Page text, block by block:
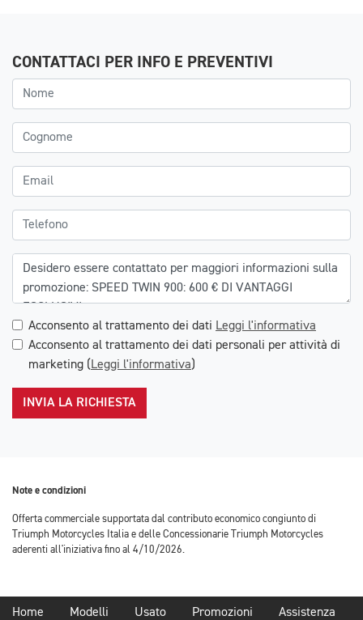
CONTATTACI PER INFO E PREVENTIVI
Acconsento al trattamento dei dati Leggi l'informativa
Acconsento al trattamento dei dati personali per attività di
marketing (Leggi l'informativa)
INVIA LA RICHIESTA
Note e condizioni
Offerta commerciale supportata dal contributo economico congiunto di
Triumph Motorcycles Italia e delle Concessionarie Triumph Motorcycles
aderenti all'iniziativa fino al 4/10/2026.
Home Modelli Usato Promozioni Assistenza